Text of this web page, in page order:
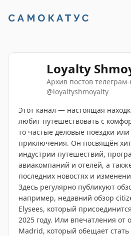
Loyalty
Архив постов телеграм-
@loyaltyshmoyalty
Этот канал — настоящая
любит путешествовать с
то частые деловые поездки
приключения. Он посвящён
индустрии путешествий,
авиакомпаний и отелей, а
последних новостях и
Здесь регулярно публикуют
например, недавний обзор
Elysees, который
2025 году. Или впечатления от
Madrid, который обещает